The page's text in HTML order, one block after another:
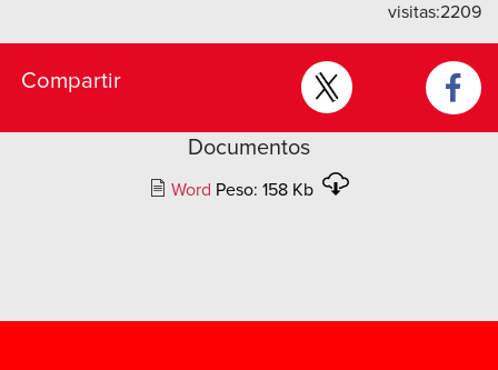
visitas:2209
Compartir
Documentos
Word Peso: 158 Kb